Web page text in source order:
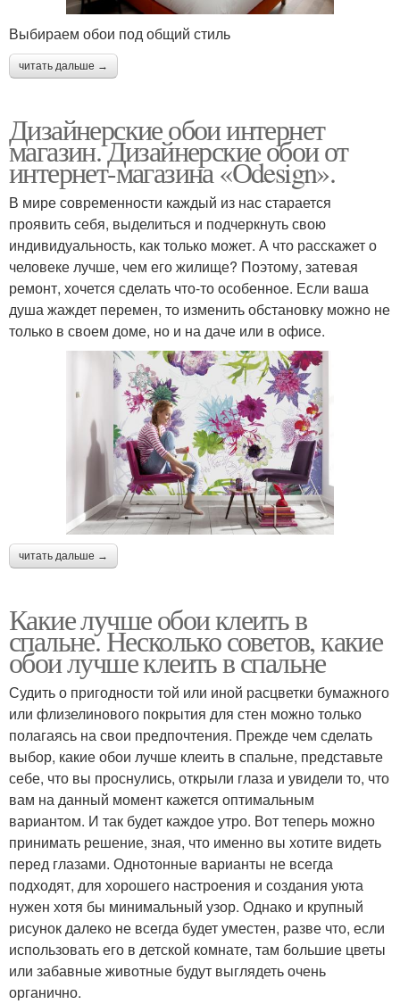
Выбираем обои под общий стиль
читать дальше →
Дизайнерские обои интернет
магазин. Дизайнерские обои от
интернет-магазина «Оdesign».
В мире современности каждый из нас старается
проявить себя, выделиться и подчеркнуть свою
индивидуальность, как только может. А что расскажет о
человеке лучше, чем его жилище? Поэтому, затевая
ремонт, хочется сделать что-то особенное. Если ваша
душа жаждет перемен, то изменить обстановку можно не
только в своем доме, но и на даче или в офисе.
читать дальше →
Какие лучше обои клеить в
спальне. Несколько советов, какие
обои лучше клеить в спальне
Судить о пригодности той или иной расцветки бумажного
или флизелинового покрытия для стен можно только
полагаясь на свои предпочтения. Прежде чем сделать
выбор, какие обои лучше клеить в спальне, представьте
себе, что вы проснулись, открыли глаза и увидели то, что
вам на данный момент кажется оптимальным
вариантом. И так будет каждое утро. Вот теперь можно
принимать решение, зная, что именно вы хотите видеть
перед глазами. Однотонные варианты не всегда
подходят, для хорошего настроения и создания уюта
нужен хотя бы минимальный узор. Однако и крупный
рисунок далеко не всегда будет уместен, разве что, если
использовать его в детской комнате, там большие цветы
или забавные животные будут выглядеть очень
органично.